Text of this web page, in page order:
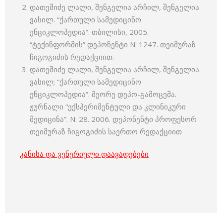
დათეშიძე ლალი, შენგელია არჩილ, შენგელია
ვასილ. “ქართული სამედიცინო
ენციკლოპედია”. თბილისი, 2005.
“ტექინფორმის” დეპონენტი N: 1247. თეიმურაზ
ჩიგოგიძის რედაქციით.
დათეშიძე ლალი, შენგელია არჩილ, შენგელია
ვასილ; “ქართული სამედიცინო
ენციკლოპედია”. მეორე დეპო-გამოცემა.
ჟურნალი “ექსპერიმენტული და კლინიკური
მედიცინა”. N: 28. 2006. დეპონენტი პროფესორ
თეიმურაზ ჩიგოგიძის საერთო რედაქციით
კანისა და ვენერიული დაავადებები